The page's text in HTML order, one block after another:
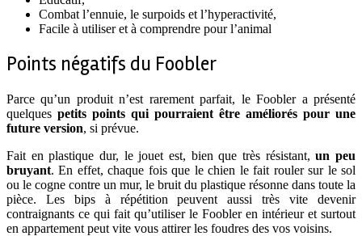
Combat l’ennuie, le surpoids et l’hyperactivité,
Facile à utiliser et à comprendre pour l’animal
Points négatifs du Foobler
Parce qu’un produit n’est rarement parfait, le Foobler a présenté
quelques petits points qui pourraient être améliorés pour une
future version, si prévue.
Fait en plastique dur, le jouet est, bien que très résistant,un peu
bruyant. En effet, chaque fois que le chien le fait rouler sur le sol
ou le cogne contre un mur, le bruit du plastique résonne dans toute la
pièce. Les bips à répétition peuvent aussi très vite devenir
contraignants ce qui fait qu’utiliser le Foobler en intérieur et surtout
en appartement peut vite vous attirer les foudres des vos voisins.